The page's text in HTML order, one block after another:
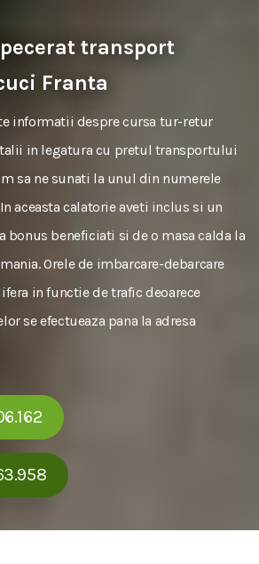
transport
Franta
informatii despre cursa tur-retur
in legatura cu pretul transportului
sa ne sunati la unul din numerele
aceasta calatorie aveti inclus si un
bonus beneficiati si de o masa calda la
Orele de imbarcare-debarcare
in functie de trafic deoarece
se efectueaza pana la adresa